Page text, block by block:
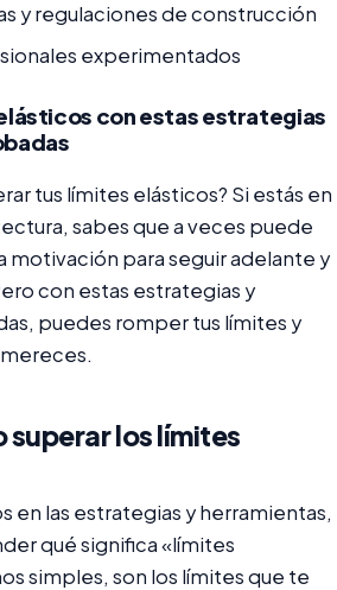
y regulaciones de construcción
experimentados
con estas estrategias
tus límites elásticos? Si estás en
sabes que a veces puede
motivación para seguir adelante y
con estas estrategias y
puedes romper tus límites y
superar los límites
en las estrategias y herramientas,
qué significa «límites
simples, son los límites que te